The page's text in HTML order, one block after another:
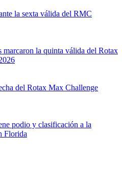
la sexta válida del RMC
marcaron la quinta válida del Rotax
del Rotax Max Challenge
podio y clasificación a la
Florida